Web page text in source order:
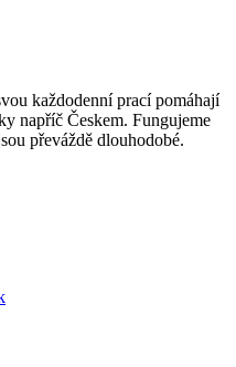
každodenní prací pomáhají
napříč Českem. Fungujeme
převáždě dlouhodobé.